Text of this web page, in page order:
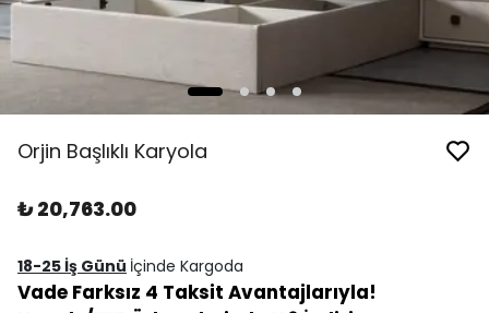
Orjin Başlıklı Karyola
₺ 20,763.00
18-25 İş Günü İçinde Kargoda
Vade Farksız 4 Taksit Avantajlarıyla!